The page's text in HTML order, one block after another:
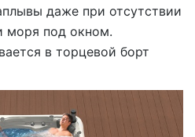
даже при отсутствии
моря под окном.
в торцевой борт